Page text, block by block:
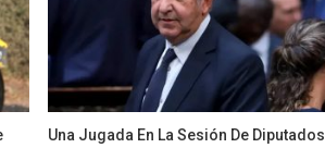
Una Jugada En La Sesión De Diputados